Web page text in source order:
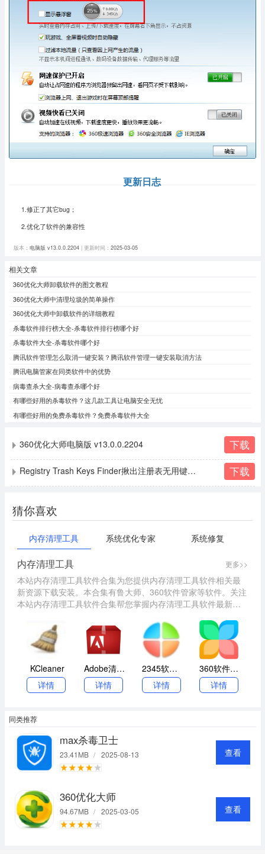
更新日志
1.修正了其它bug；
2.优化了软件的兼容性
版本： 电脑版 v13.0.0.2204| 更新时间： 2025-03-05
相关文章
360优化大师卸载软件的图文教程
360优化大师中清理垃圾的简单操作
360优化大师中卸载软件的详细教程
杀毒软件排行榜大全-杀毒软件排行榜哪个好
杀毒软件大全-杀毒软件哪个好
腾讯软件管理怎么取消一键安装？腾讯软件管理一键安装取消方法
腾讯电脑管家在同类软件中的优势
病毒查杀大全-病毒查杀哪个好
有哪些好用的杀毒软件？这几款工具让电脑安全无忧
有哪些好用的免费杀毒软件？免费杀毒软件大全
360优化大师电脑版 v13.0.0.2204 下载
Registry Trash Keys Finder揪出注册表无用键值3.9.1.1 下载
猜你喜欢
内存清理工具 系统优化专家 系统修复
内存清理工具 更多>>
本站内存清理工具软件合集为您提供内存清理工具软件相关最
新资源下载安装。本合集有鲁大师、360软件管家等软件。关注
本站内存清理工具软件合集帮您掌握内存清理工具软件最新版
快速解决遇到的难题！
KCleaner
详情
Adobe清理工具
详情
2345软件管家
详情
360软件管家
详情
同类推荐
max杀毒卫士
23.41MB / 2025-08-13 查看
360优化大师
94.67MB / 2025-03-05 查看